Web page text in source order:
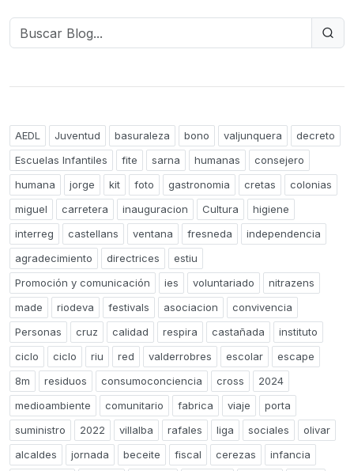
AEDL Juventud basuraleza bono valjunquera
decreto
Escuelas Infantiles
fite sarna humanas
consejero
humana
jorge kit foto gastronomia cretas
colonias
miguel
carretera inauguracion Cultura
higiene
interreg
castellans ventana fresneda
independencia
agradecimiento
directrices
estiu
Promoción y comunicación
ies voluntariado
nitrazens
made
riodeva festivals asociacion
convivencia
Personas
cruz calidad respira castañada
instituto
ciclo
ciclo riu red valderrobres escolar
escape
8m
residuos consumoconciencia cross
2024
medioambiente
comunitario fabrica viaje
porta
suministro
2022 villalba rafales liga sociales
olivar
alcaldes
jornada beceite fiscal cerezas
infancia